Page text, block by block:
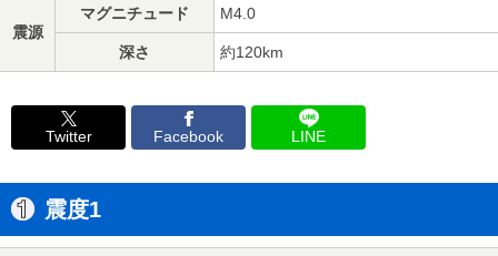
震源
マグニチュード M4.0
深さ 約120km
Twitter Facebook LINE
震度1